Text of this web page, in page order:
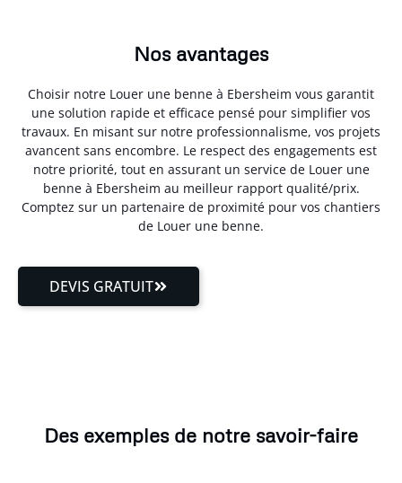
Nos avantages
Choisir notre Louer une benne à Ebersheim vous garantit
une solution rapide et efficace pensé pour simplifier vos
travaux. En misant sur notre professionnalisme, vos projets
avancent sans encombre. Le respect des engagements est
notre priorité, tout en assurant un service de Louer une
benne à Ebersheim au meilleur rapport qualité/prix.
Comptez sur un partenaire de proximité pour vos chantiers
de Louer une benne.
DEVIS GRATUIT
Des exemples de notre savoir-faire